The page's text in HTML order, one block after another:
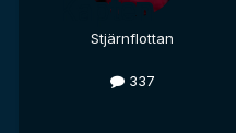
Stjärnflottan
337